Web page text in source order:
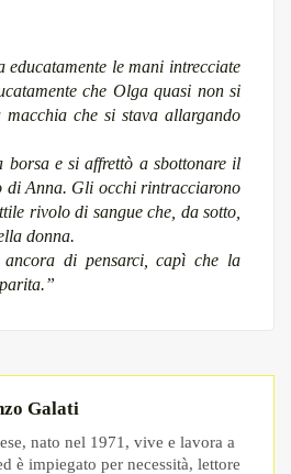
educatamente le mani intrecciate
che Olga quasi non si
macchia che si stava allargando
borsa e si affrettò a sbottonare il
di Anna. Gli occhi rintracciarono
rivolo di sangue che, da sotto,
donna.
di pensarci, capì che la
Galati
nato nel 1971, vive e lavora a
è impiegato per necessità, lettore